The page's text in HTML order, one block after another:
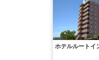
ホテルルートイ